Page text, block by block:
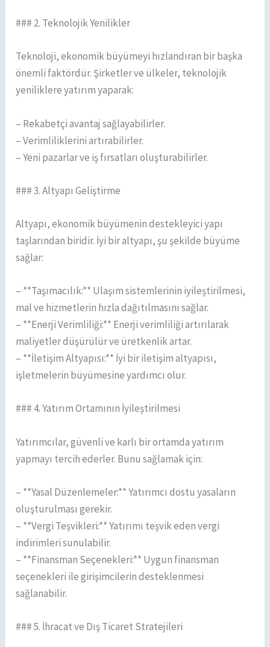
### 2. Teknolojik Yenilikler
Teknoloji, ekonomik büyümeyi hızlandıran bir başka
önemli faktördür. Şirketler ve ülkeler, teknolojik
yeniliklere yatırım yaparak:
– Rekabetçi avantaj sağlayabilirler.
– Verimliliklerini artırabilirler.
– Yeni pazarlar ve iş fırsatları oluşturabilirler.
### 3. Altyapı Geliştirme
Altyapı, ekonomik büyümenin destekleyici yapı
taşlarından biridir. İyi bir altyapı, şu şekilde büyüme
sağlar:
– **Taşımacılık:** Ulaşım sistemlerinin iyileştirilmesi,
mal ve hizmetlerin hızla dağıtılmasını sağlar.
– **Enerji Verimliliği:** Enerji verimliliği artırılarak
maliyetler düşürülür ve üretkenlik artar.
– **İletişim Altyapısı:** İyi bir iletişim altyapısı,
işletmelerin büyümesine yardımcı olur.
### 4. Yatırım Ortamının İyileştirilmesi
Yatırımcılar, güvenli ve karlı bir ortamda yatırım
yapmayı tercih ederler. Bunu sağlamak için:
– **Yasal Düzenlemeler:** Yatırımcı dostu yasaların
oluşturulması gerekir.
– **Vergi Teşvikleri:** Yatırımı teşvik eden vergi
indirimleri sunulabilir.
– **Finansman Seçenekleri:** Uygun finansman
seçenekleri ile girişimcilerin desteklenmesi
sağlanabilir.
### 5. İhracat ve Dış Ticaret Stratejileri